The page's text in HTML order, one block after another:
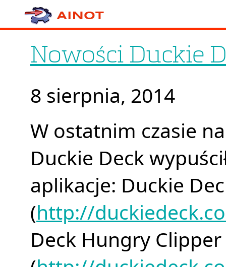
Nowości Duckie
8 sierpnia, 2014
W ostatnim czasie
Duckie Deck
aplikacje: Duckie
(http://
Deck Hungry Clipper